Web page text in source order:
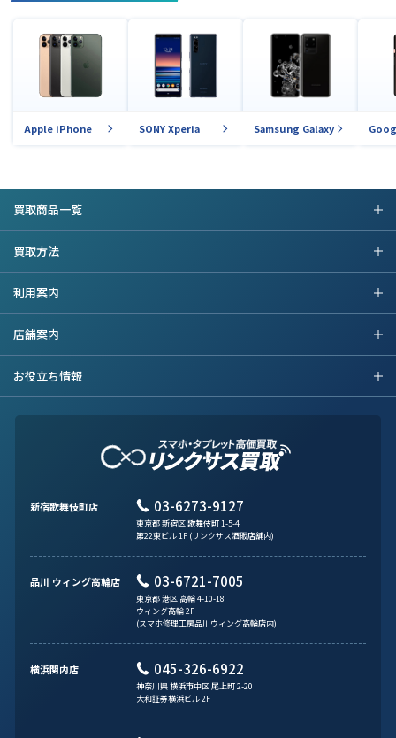
Apple iPhone SONY Xperia Samsung Galaxy
買取商品一覧
買取方法
利用案内
店舗案内
お役立ち情報
新宿歌舞伎町店 03-6273-9127
東京都 新宿区 歌舞伎町 1-5-4
第22東ビル 1F (リンクサス酒販店舗内)
品川 ウィング高輪店 03-6721-7005
東京都 港区 高輪 4-10-18
ウィング高輪 2F
(スマホ修理工房品川ウィング高輪店内)
横浜関内店 045-326-6922
神奈川県 横浜市中区 尾上町 2-20
大和証券横浜ビル 2F